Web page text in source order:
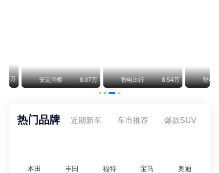
安定洞察 8.07万 智电出行 8.54万 智电出行
热门品牌 近期新车 车市推荐 爆款SUV
本田 丰田 福特 宝马 奥迪